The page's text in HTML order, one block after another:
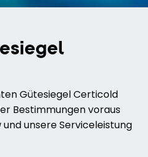
Gütesiegel Certicold
Bestimmungen voraus
unsere Serviceleistung